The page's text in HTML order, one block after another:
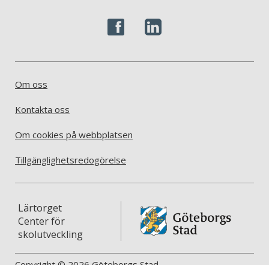
Om oss
Kontakta oss
Om cookies på webbplatsen
Tillgänglighetsredogörelse
Lärtorget
Center för
skolutveckling